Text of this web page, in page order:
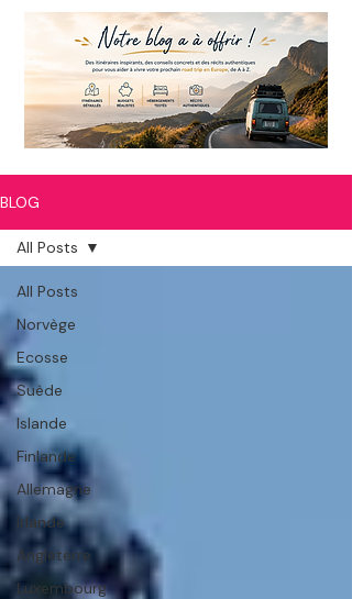
BLOG
All Posts
Norvège
Ecosse
Suède
Islande
Finlande
Allemagne
Irlande
Angleterre
Luxembourg
All Posts